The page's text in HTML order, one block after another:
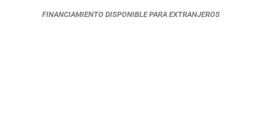
FINANCIAMIENTO DISPONIBLE PARA EXTRANJEROS